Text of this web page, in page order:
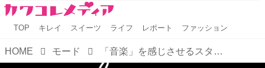
TOP キレイ スイーツ ライフ レポート ファッション
HOME モード 「音楽」を感じさせるスタイルを提案「agnes b. RADIOキャンペーン」を開催